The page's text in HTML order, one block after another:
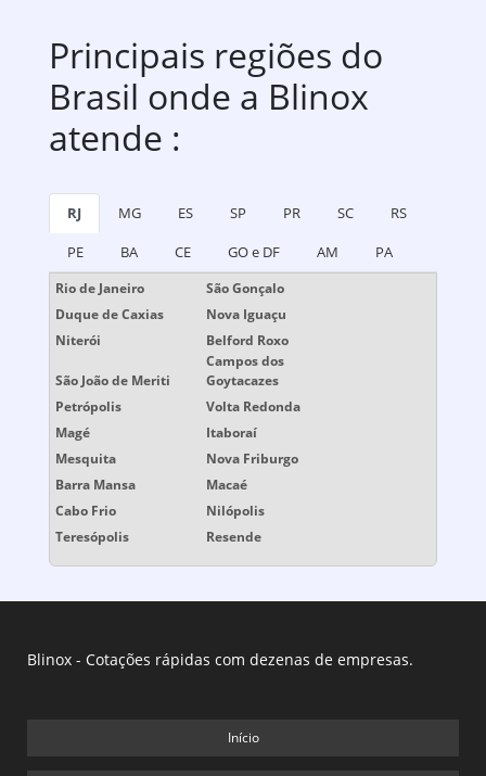
Principais regiões do
Brasil onde a Blinox
atende :
RJ MG ES SP PR SC
RS
PE
BA CE GO e DF AM PA
Rio de Janeiro
São Gonçalo
Duque de Caxias
Nova Iguaçu
Niterói
Belford Roxo
São João de Meriti
Campos dos
Goytacazes
Petrópolis
Volta Redonda
Magé
Itaboraí
Mesquita
Nova Friburgo
Barra Mansa
Macaé
Cabo Frio
Nilópolis
Teresópolis
Resende
Blinox - Cotações rápidas com dezenas de empresas.
Início